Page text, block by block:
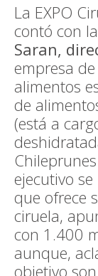
La EXPO
contó con
Saran,
empresa
alimentos
de
(está a
ejecutivo
que ofrece
ciruela,
con 1.400
aunque,
objetivo